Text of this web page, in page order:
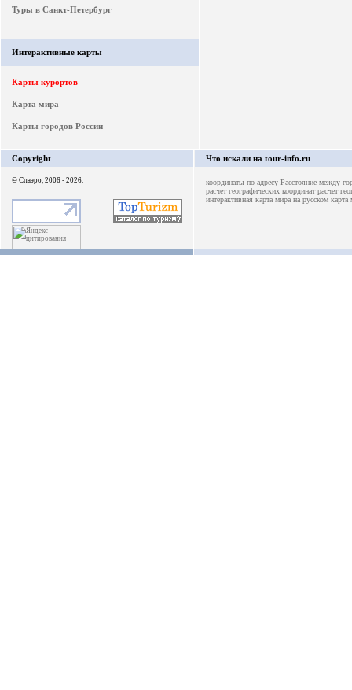
Туры в Санкт-Петербург
Интерактивные карты
Карты курортов
Карта мира
Карты городов России
Copyright
© Спаэро, 2006 - 2026.
Что искали на tour-info.ru
координаты по адресу Расстояние между
расчет географических координат расчет
интерактивная карта мира на русском карта